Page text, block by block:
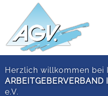
Herzlich willkommen bei
e.V.